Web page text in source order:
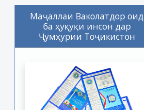
Маҷаллаи Ваколатдор оид
ба ҳуқуқи инсон дар
Ҷумҳурии Тоҷикистон